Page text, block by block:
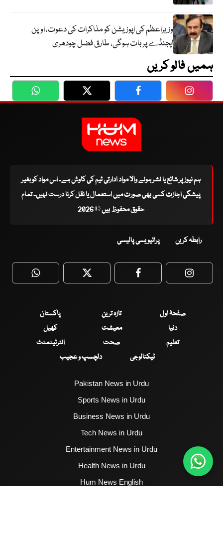
وزیراعظم کی اپوزیشن کو مذاکرات کی دعوت، اوپن
ایجنڈے پر بات ہوگی، طارق فضل چودھری
ہمیں فالو کریں
WhatsApp Twitter Facebook
ہم نیوز پر شائع یا نشر ہونے والا مواد ادارتی ٹیم کی کاوش ہے۔ اس مواد کو بغیر
پیشگی اجازت کسی بھی صورت میں استعمال یا نقل کرنا درست نہیں۔ تمام
حقوق محفوظ ہیں © 2026
رابطہ کریں پرائیویسی پالیسی
WhatsApp Twitter Facebook
صفحۂ اول تازہ ترین
پاکستان
دنیا
معیشت
کھیل
تعلیم
صحت
انٹرٹینمنٹ
ٹیکنالوجی
دلچسپ و عجیب
Pakistan News in Urdu
Sports News in Urdu
Business News in Urdu
Tech News in Urdu
Entertainment News in Urdu
Health News in Urdu
Hum News English